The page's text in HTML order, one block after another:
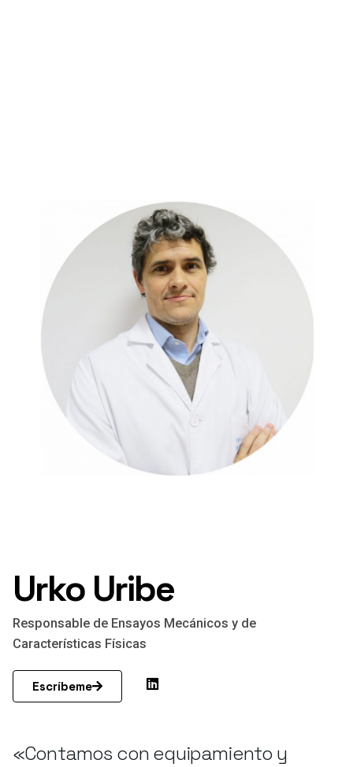
Urko Uribe
Responsable de Ensayos Mecánicos y de
Características Físicas
Escríbeme
«Contamos con equipamiento y